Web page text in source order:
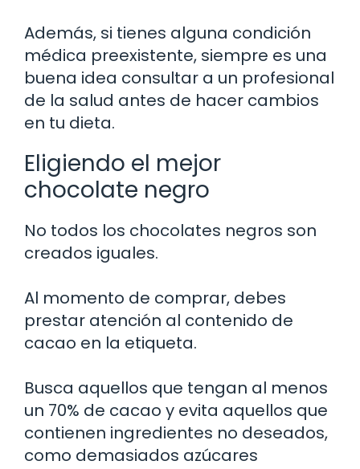
Además, si tienes alguna condición
médica preexistente, siempre es una
buena idea consultar a un profesional
de la salud antes de hacer cambios
en tu dieta.
Eligiendo el mejor
chocolate negro
No todos los chocolates negros son
creados iguales.
Al momento de comprar, debes
prestar atención al contenido de
cacao en la etiqueta.
Busca aquellos que tengan al menos
un 70% de cacao y evita aquellos que
contienen ingredientes no deseados,
como demasiados azúcares